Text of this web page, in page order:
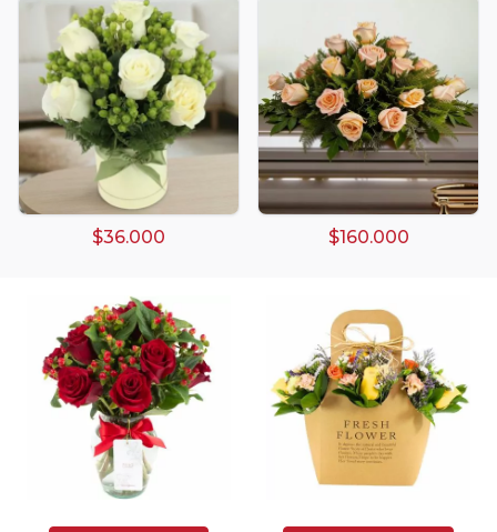
$36.000 $160.000
Arreglos damasco
Arreglos de Globos
Arreglos Florales
Arreglos florales amarillos
Arreglos florales de color rojo
Arreglos Florales en Florero
Arreglos florales en tono blanco
Arreglos florales en tono lila
Arreglos florales en tono naranja
Arreglos Florales para Aniversario